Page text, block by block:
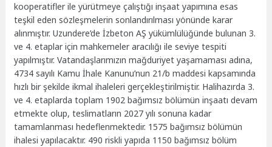
kooperatifler ile yürütmeye çalıştığı inşaat yapımına esas
teşkil eden sözleşmelerin sonlandırılması yönünde karar
alınmıştır. Uzundere’de İzbeton AŞ yükümlülüğünde bulunan 3.
ve 4. etaplar için mahkemeler aracılığı ile seviye tespiti
yapılmıştır. Vatandaşlarımızın mağduriyet yaşamaması adına,
4734 sayılı Kamu İhale Kanunu’nun 21/b maddesi kapsamında
hızlı bir şekilde ikmal ihaleleri gerçekleştirilmiştir. Halihazırda 3.
ve 4. etaplarda toplam 1902 bağımsız bölümün inşaatı devam
etmekte olup, teslimatların 2027 yılı sonuna kadar
tamamlanması hedeflenmektedir. 1575 bağımsız bölümün
ihalesi yapılacaktır. 490 riskli yapıda 1150 bağımsız bölüm